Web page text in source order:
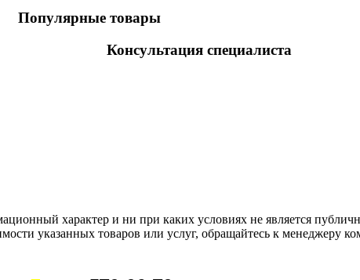
Популярные товары
Консультация специалиста
характер и ни при каких условиях не является
указанных товаров или услуг, обращайтесь к менеджеру